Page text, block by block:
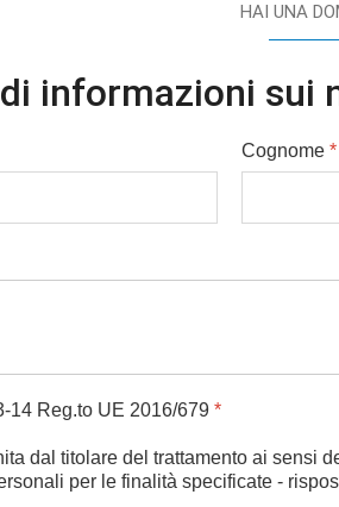
HAI UNA
informazioni sui
Cognome *
14 Reg.to UE 2016/679 *
dal titolare del trattamento ai sensi
per le finalità specificate -